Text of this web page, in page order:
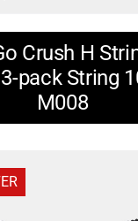
Crush H
3-pack String
M008